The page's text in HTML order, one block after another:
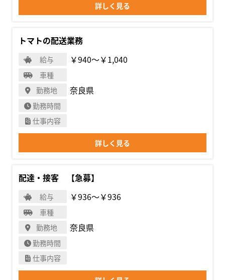
詳しく見る
トマトの配送業務
給与 ￥940〜￥1,040
車種
勤務地
奈良県
勤務時間
仕事内容
詳しく見る
配達・接客 【急募】
給与 ￥936〜￥936
車種
勤務地
奈良県
勤務時間
仕事内容